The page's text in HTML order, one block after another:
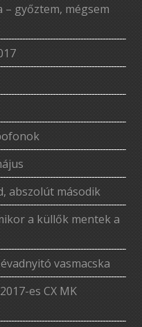
– győztem, mégsem
abszolút második
a küllők mentek a
vasmacska
es CX MK